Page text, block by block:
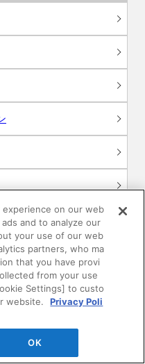
experience on our web
and to analyze our
your use of our web
partners, who ma
that you have provi
from your use
Settings] to custo
website.
Privacy Poli
OK